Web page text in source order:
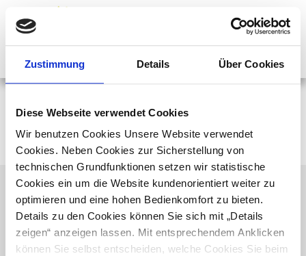
Zustimmung Details Über Cookies
Diese Webseite verwendet Cookies
Wir benutzen Cookies Unsere Website verwendet
Cookies. Neben Cookies zur Sicherstellung von
technischen Grundfunktionen setzen wir statistische
Cookies ein um die Website kundenorientiert weiter zu
optimieren und eine hohen Bedienkomfort zu bieten.
Details zu den Cookies können Sie sich mit „Details
zeigen“ anzeigen lassen. Mit entsprechendem Anklicken
können Sie selbst entscheiden, welche Cookies Sie beim
Menü
Windpark Test
Welcome to WordPress. This is your first post. Edit or delete it, then start
writing!
Impressum
Datenschutzhinweis
Einkaufsbedingungen